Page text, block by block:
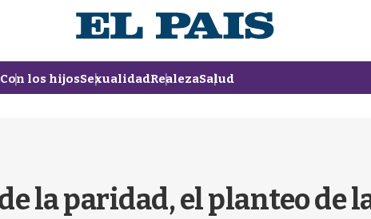
Con los hijosSexualidadRealezaSalud
la paridad, el planteo de